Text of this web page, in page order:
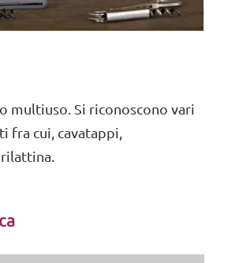
multiuso. Si riconoscono vari
fra cui, cavatappi,